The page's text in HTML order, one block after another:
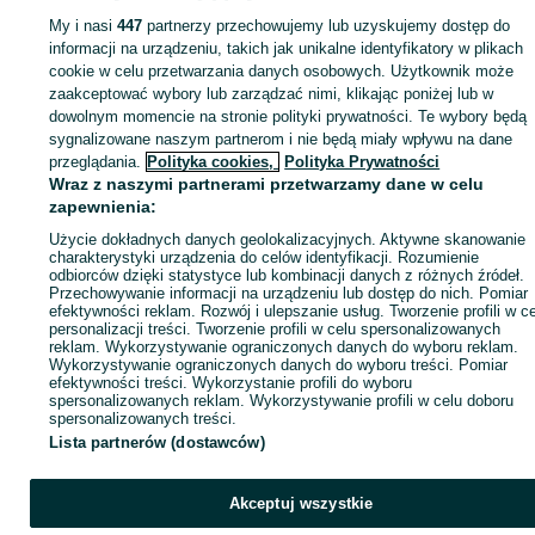
Zaloguj się / Załóż konto
Wyślij wiadomość Kup
My i nasi447 partnerzy przechowujemy lub uzyskujemy dostęp do
informacji na urządzeniu, takich jak unikalne identyfikatory w plikach
cookie w celu przetwarzania danych osobowych. Użytkownik może
zaakceptować wybory lub zarządzać nimi, klikając poniżej lub w
dowolnym momencie na stronie polityki prywatności. Te wybory będą
sygnalizowane naszym partnerom i nie będą miały wpływu na dane
przeglądania. Polityka cookies, Polityka Prywatności
Wraz z naszymi partnerami przetwarzamy dane w celu
zapewnienia:
Użycie dokładnych danych geolokalizacyjnych. Aktywne skanowanie
charakterystyki urządzenia do celów identyfikacji. Rozumienie
odbiorców dzięki statystyce lub kombinacji danych z różnych źródeł.
Przechowywanie informacji na urządzeniu lub dostęp do nich. Pomiar
efektywności reklam. Rozwój i ulepszanie usług. Tworzenie profili w
personalizacji treści. Tworzenie profili w celu spersonalizowanych
reklam. Wykorzystywanie ograniczonych danych do wyboru reklam.
Wykorzystywanie ograniczonych danych do wyboru treści. Pomiar
efektywności treści. Wykorzystanie profili do wyboru
spersonalizowanych reklam. Wykorzystywanie profili w celu doboru
spersonalizowanych treści.
Lista partnerów (dostawców)
Akceptuj wszystkie